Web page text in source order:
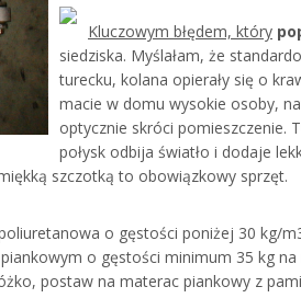
Kluczowym błędem, który
siedziska. Myślałam, że
turecku, kolana opierały się o
macie w domu wysokie osoby,
optycznie skróci pomieszczenie.
połysk odbija światło i dodaje
szczotką to obowiązkowy sprzęt.
o gęstości poniżej 30 kg/
o gęstości minimum 35 kg
postaw na materac piankowy z